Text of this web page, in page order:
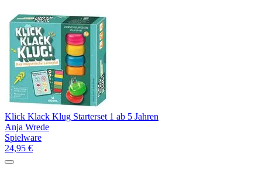
Klick Klack Klug Starterset 1 ab 5 Jahren
Anja Wrede
Spielware
24,95 €